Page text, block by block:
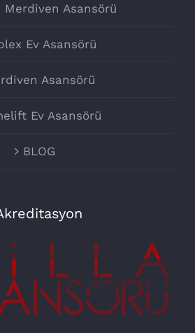
Merdiven Asansörü
Ev Asansörü
Asansörü
Ev Asansörü
BLOG